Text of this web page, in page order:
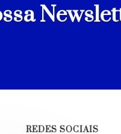
REDES SOCIAIS